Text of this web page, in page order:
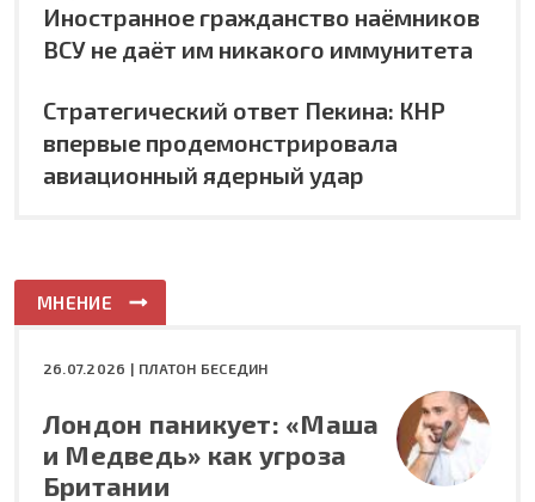
Иностранное гражданство наёмников
ВСУ не даёт им никакого иммунитета
Стратегический ответ Пекина: КНР
впервые продемонстрировала
авиационный ядерный удар
МНЕНИЕ
26.07.2026 | ПЛАТОН БЕСЕДИН
Лондон паникует: «Маша
и Медведь» как угроза
Британии